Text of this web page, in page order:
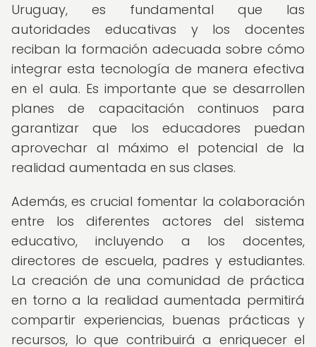
Uruguay, es fundamental que las
autoridades educativas y los docentes
reciban la formación adecuada sobre cómo
integrar esta tecnología de manera efectiva
en el aula. Es importante que se desarrollen
planes de capacitación continuos para
garantizar que los educadores puedan
aprovechar al máximo el potencial de la
realidad aumentada en sus clases.
Además, es crucial fomentar la colaboración
entre los diferentes actores del sistema
educativo, incluyendo a los docentes,
directores de escuela, padres y estudiantes.
La creación de una comunidad de práctica
en torno a la realidad aumentada permitirá
compartir experiencias, buenas prácticas y
recursos, lo que contribuirá a enriquecer el